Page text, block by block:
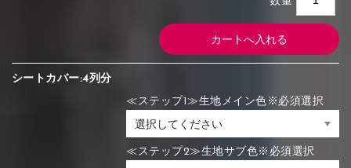
シートカバー:4列分
≪ステップ1≫生地メイン色※必須選択
≪ステップ2≫生地サブ色※必須選択